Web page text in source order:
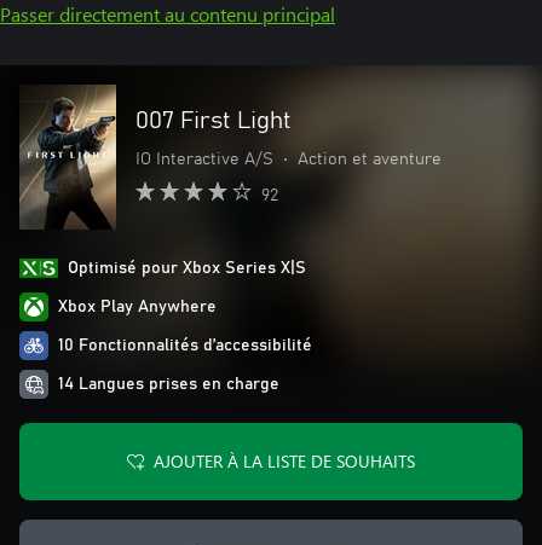
Passer directement au contenu principal
007 First Light
IO Interactive A/S • Action et aventure
92
Optimisé pour Xbox Series X|S
Xbox Play Anywhere
10 Fonctionnalités d’accessibilité
14 Langues prises en charge
AJOUTER À LA LISTE DE SOUHAITS